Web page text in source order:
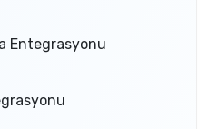
Entegrasyonu